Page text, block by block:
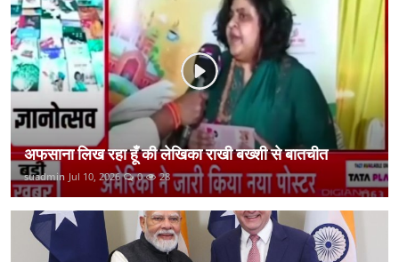
कानून
राजनीति
वीडियो
अफसाना लिख रहा हूँ की लेखिका राखी बख्शी से बातचीत
suadmin Jul 10, 2026 0 28